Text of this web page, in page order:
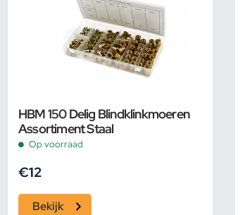
HBM 150 Delig Blindklinkmoeren
Assortiment Staal
Op voorraad
€12
Bekijk